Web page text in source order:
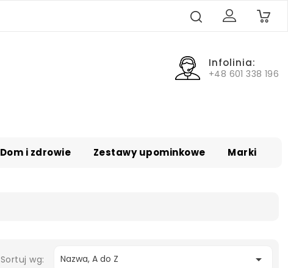
0
Infolinia:
+48 601 338 196
Dom i zdrowie Zestawy upominkowe Marki
Sortuj wg: Nazwa, A do Z 